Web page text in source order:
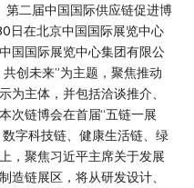
二届中国国际供应链促进博
日在北京中国国际展览中心
国国际展览中心集团有限公
创未来”为主题，聚焦推动
为主体，并包括洽谈推介、
次链博会在首届“五链一展
字科技链、健康生活链、绿
，聚焦习近平主席关于发展
造链展区，将从研发设计、